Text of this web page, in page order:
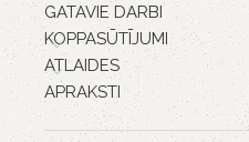
GATAVIE DARBI
KOPPASŪTĪJUMI
ATLAIDES
APRAKSTI